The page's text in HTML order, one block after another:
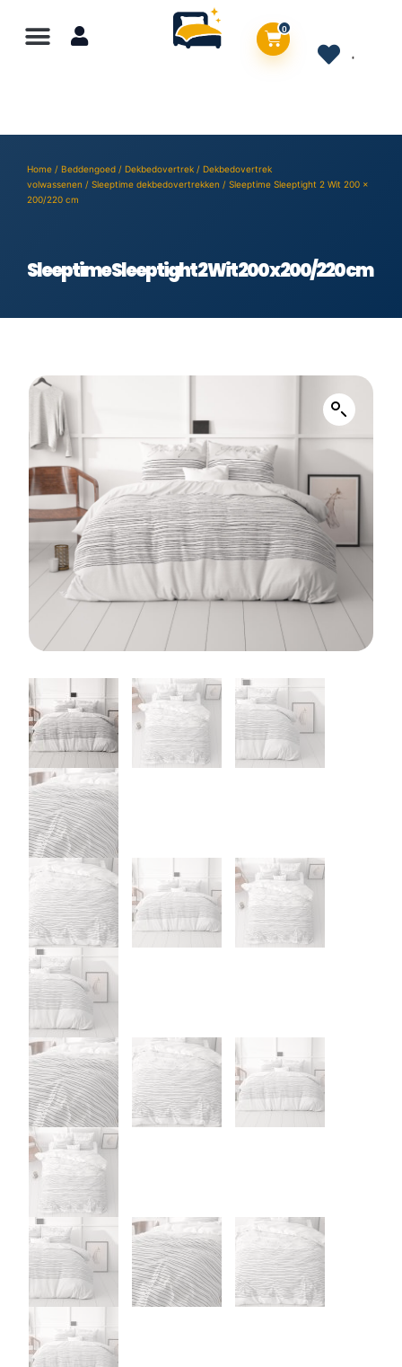
0
Home / Beddengoed / Dekbedovertrek / Dekbedovertrek
volwassenen / Sleeptime dekbedovertrekken / Sleeptime Sleeptight 2 Wit 200 x
200/220 cm
Sleeptime Sleeptight 2 Wit 200 x 200/220 cm